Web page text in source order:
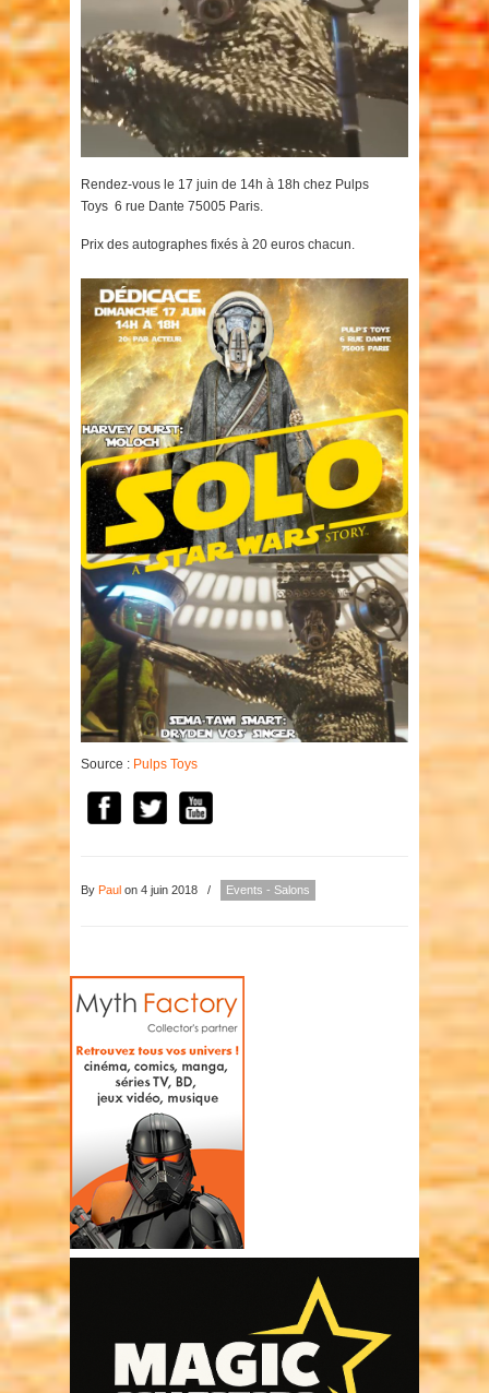
Rendez-vous le 17 juin de 14h à 18h chez Pulps
Toys 6 rue Dante 75005 Paris.
Prix des autographes fixés à 20 euros chacun.
Source : Pulps Toys
By Paul on 4 juin 2018 / Events - Salons